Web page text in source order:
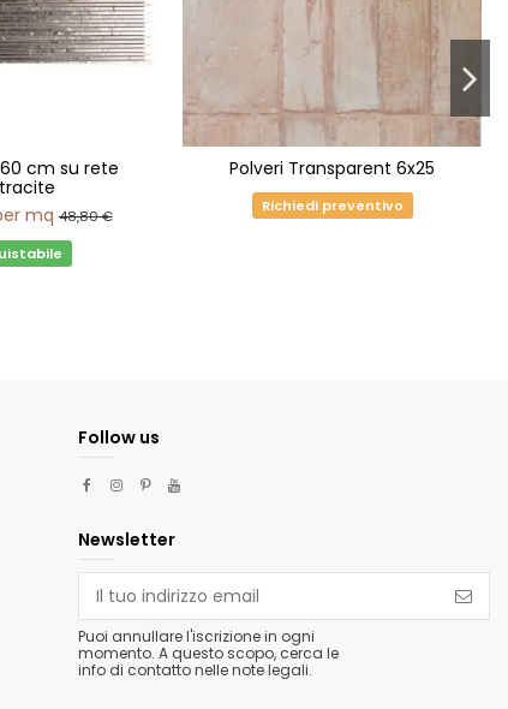
cm su rete
mq 48,80 €
Polveri Transparent 6x25
Richiedi preventivo
Follow us
Newsletter
Puoi annullare l'iscrizione in ogni
momento. A questo scopo, cerca le
info di contatto nelle note legali.